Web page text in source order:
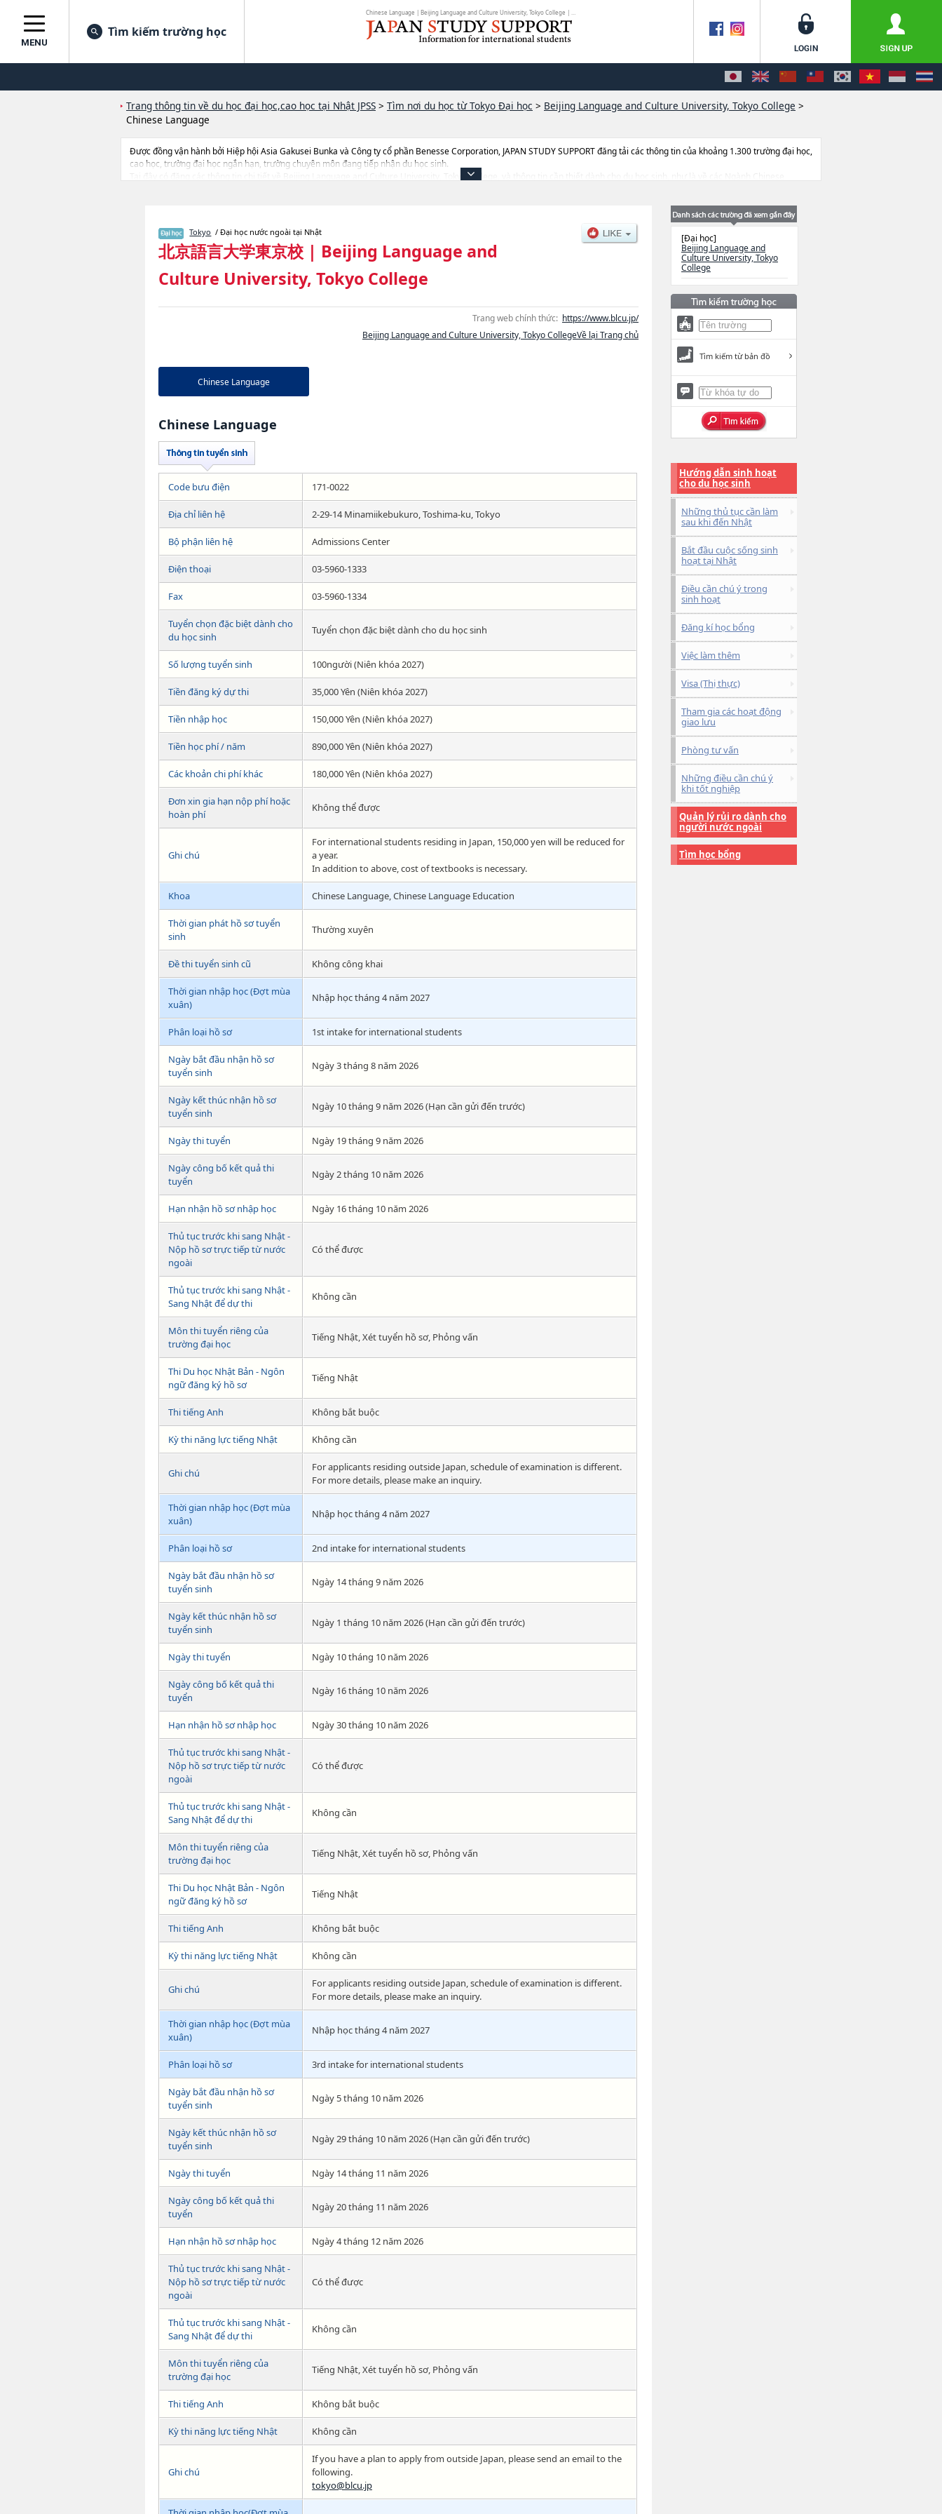
MENU
Tìm kiếm trường học
Trang thông tin về du học đại học,cao học tại Nhật JPSS > Tìm nơi du học từ Tokyo Đại học > Beijing Language and Culture University, Tokyo College >
Chinese Language
Được đồng vận hành bởi Hiệp hội Asia Gakusei Bunka và Công ty cổ phần Benesse Corporation, JAPAN STUDY SUPPORT đăng tải các thông tin của khoảng 1.300 trường đại học,
cao học, trường đại học ngắn hạn, trường chuyên môn đang tiếp nhận du học sinh.
Tại đây có đăng các thông tin chi tiết về Beijing Language and Culture University, Tokyo College, và thông tin cần thiết dành cho du học sinh, như là về các Ngành Chinese
Tokyo / Đại học nước ngoài tại Nhật
北京語言大学東京校 | Beijing Language and
Culture University, Tokyo College
Trang web chính thức: https://www.blcu.jp/
Beijing Language and Culture University, Tokyo CollegeVề lại Trang chủ
Chinese Language
Chinese Language
Code bưu điện 171-0022
Địa chỉ liên hệ 2-29-14 Minamiikebukuro, Toshima-ku, Tokyo
Bộ phận liên hệ Admissions Center
Điện thoại 03-5960-1333
Fax 03-5960-1334
Tuyển chọn đặc biệt dành cho
du học sinh
Tuyển chọn đặc biệt dành cho du học sinh
Số lượng tuyển sinh 100người (Niên khóa 2027)
Tiền đăng ký dự thi 35,000 Yên (Niên khóa 2027)
Tiền nhập học 150,000 Yên (Niên khóa 2027)
Tiền học phí / năm 890,000 Yên (Niên khóa 2027)
Các khoản chi phí khác 180,000 Yên (Niên khóa 2027)
Đơn xin gia hạn nộp phí hoặc
hoàn phí
Không thể được
Ghi chú
For international students residing in Japan, 150,000 yen will be reduced for
a year.
In addition to above, cost of textbooks is necessary.
Khoa Chinese Language, Chinese Language Education
Thời gian phát hồ sơ tuyển
sinh
Thường xuyên
Đề thi tuyển sinh cũ Không công khai
Thời gian nhập học (Đợt mùa
xuân)
Nhập học tháng 4 năm 2027
Phân loại hồ sơ 1st intake for international students
Ngày bắt đầu nhận hồ sơ
tuyển sinh
Ngày 3 tháng 8 năm 2026
Ngày kết thúc nhận hồ sơ
tuyển sinh
Ngày 10 tháng 9 năm 2026 (Hạn cần gửi đến trước)
Ngày thi tuyển Ngày 19 tháng 9 năm 2026
Ngày công bố kết quả thi
tuyển
Ngày 2 tháng 10 năm 2026
Hạn nhận hồ sơ nhập học Ngày 16 tháng 10 năm 2026
Thủ tục trước khi sang Nhật -
Nộp hồ sơ trực tiếp từ nước
ngoài
Có thể được
Thủ tục trước khi sang Nhật -
Sang Nhật để dự thi
Không cần
Môn thi tuyển riêng của
trường đại học
Tiếng Nhật, Xét tuyển hồ sơ, Phỏng vấn
Thi Du học Nhật Bản - Ngôn
ngữ đăng ký hồ sơ
Tiếng Nhật
Thi tiếng Anh Không bắt buộc
Kỳ thi năng lực tiếng Nhật Không cần
Ghi chú
For applicants residing outside Japan, schedule of examination is different.
For more details, please make an inquiry.
Thời gian nhập học (Đợt mùa
xuân)
Nhập học tháng 4 năm 2027
Phân loại hồ sơ 2nd intake for international students
Ngày bắt đầu nhận hồ sơ
tuyển sinh
Ngày 14 tháng 9 năm 2026
Ngày kết thúc nhận hồ sơ
tuyển sinh
Ngày 1 tháng 10 năm 2026 (Hạn cần gửi đến trước)
Ngày thi tuyển Ngày 10 tháng 10 năm 2026
Ngày công bố kết quả thi
tuyển
Ngày 16 tháng 10 năm 2026
Hạn nhận hồ sơ nhập học Ngày 30 tháng 10 năm 2026
Thủ tục trước khi sang Nhật -
Nộp hồ sơ trực tiếp từ nước
ngoài
Có thể được
Thủ tục trước khi sang Nhật -
Sang Nhật để dự thi
Không cần
Môn thi tuyển riêng của
trường đại học
Tiếng Nhật, Xét tuyển hồ sơ, Phỏng vấn
Thi Du học Nhật Bản - Ngôn
ngữ đăng ký hồ sơ
Tiếng Nhật
Thi tiếng Anh Không bắt buộc
Kỳ thi năng lực tiếng Nhật Không cần
Ghi chú
For applicants residing outside Japan, schedule of examination is different.
For more details, please make an inquiry.
Thời gian nhập học (Đợt mùa
xuân)
Nhập học tháng 4 năm 2027
Phân loại hồ sơ 3rd intake for international students
Ngày bắt đầu nhận hồ sơ
tuyển sinh
Ngày 5 tháng 10 năm 2026
Ngày kết thúc nhận hồ sơ
tuyển sinh
Ngày 29 tháng 10 năm 2026 (Hạn cần gửi đến trước)
Ngày thi tuyển Ngày 14 tháng 11 năm 2026
Ngày công bố kết quả thi
tuyển
Ngày 20 tháng 11 năm 2026
Hạn nhận hồ sơ nhập học Ngày 4 tháng 12 năm 2026
Thủ tục trước khi sang Nhật -
Nộp hồ sơ trực tiếp từ nước
ngoài
Có thể được
Thủ tục trước khi sang Nhật -
Sang Nhật để dự thi
Không cần
Môn thi tuyển riêng của
trường đại học
Tiếng Nhật, Xét tuyển hồ sơ, Phỏng vấn
Thi tiếng Anh Không bắt buộc
Kỳ thi năng lực tiếng Nhật Không cần
Ghi chú
If you have a plan to apply from outside Japan, please send an email to the
following.
tokyo@blcu.jp
[Đại học]
Beijing Language and
Culture University, Tokyo
College
Tìm kiếm từ bản đồ
Hướng dẫn sinh hoạt
cho du học sinh
Những thủ tục cần làm
sau khi đến Nhật
Bắt đầu cuộc sống sinh
hoạt tại Nhật
Điều cần chú ý trong
sinh hoạt
Đăng kí học bổng
Việc làm thêm
Visa (Thị thực)
Tham gia các hoạt động
giao lưu
Phòng tư vấn
Những điều cần chú ý
khi tốt nghiệp
Quản lý rủi ro dành cho
người nước ngoài
Tìm học bổng